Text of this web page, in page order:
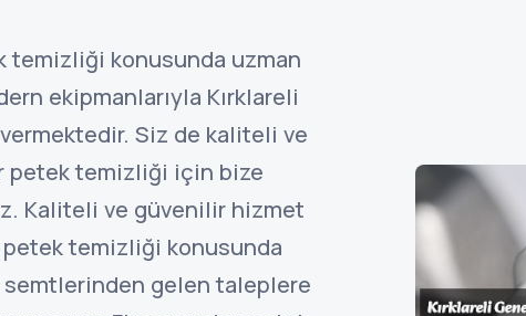
temizliği konusunda uzman
ekipmanlarıyla Kırklareli
Siz de kaliteli ve
petek temizliği için bize
Kaliteli ve güvenilir hizmet
petek temizliği konusunda
semtlerinden gelen taleplere